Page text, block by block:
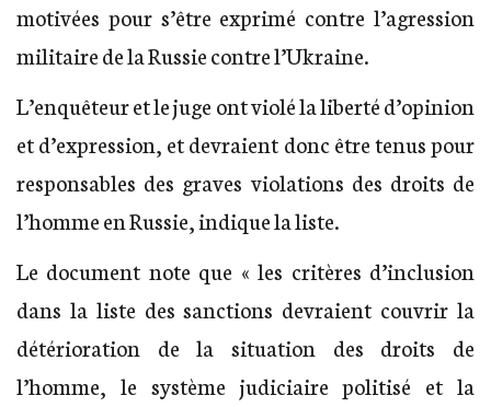
motivées pour s’être exprimé contre l’agression
militaire de la Russie contre l’Ukraine.
L’enquêteur et le juge ont violé la liberté d’opinion
et d’expression, et devraient donc être tenus pour
responsables des graves violations des droits de
l’homme en Russie, indique la liste.
Le document note que « les critères d’inclusion
dans la liste des sanctions devraient couvrir la
détérioration de la situation des droits de
l’homme, le système judiciaire politisé et la